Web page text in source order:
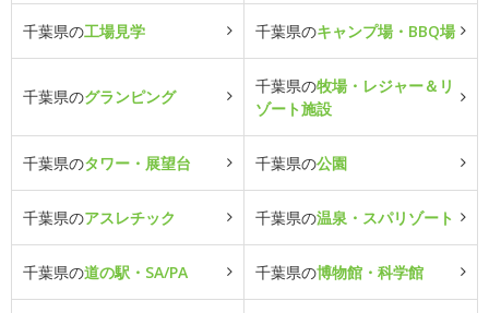
千葉県の工場見学 千葉県のキャンプ場・BBQ場
千葉県のグランピング
千葉県の牧場・レジャー＆リ
ゾート施設
千葉県のタワー・展望台 千葉県の公園
千葉県のアスレチック 千葉県の温泉・スパリゾート
千葉県の道の駅・SA/PA 千葉県の博物館・科学館